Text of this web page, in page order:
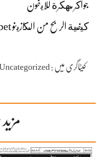
جواكر مهكرة للايفون
كيفية الربح من الكازينو 1xbet
کیٹاگری میں : Uncategorized